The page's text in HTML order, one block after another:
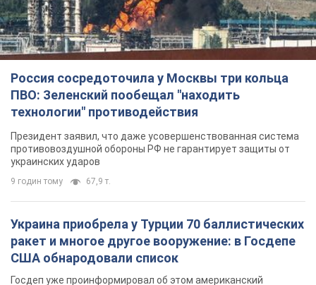
Россия сосредоточила у Москвы три кольца
ПВО: Зеленский пообещал "находить
технологии" противодействия
Президент заявил, что даже усовершенствованная система
противовоздушной обороны РФ не гарантирует защиты от
украинских ударов
9 годин тому 67,9 т.
Украина приобрела у Турции 70 баллистических
ракет и многое другое вооружение: в Госдепе
США обнародовали список
Госдеп уже проинформировал об этом американский